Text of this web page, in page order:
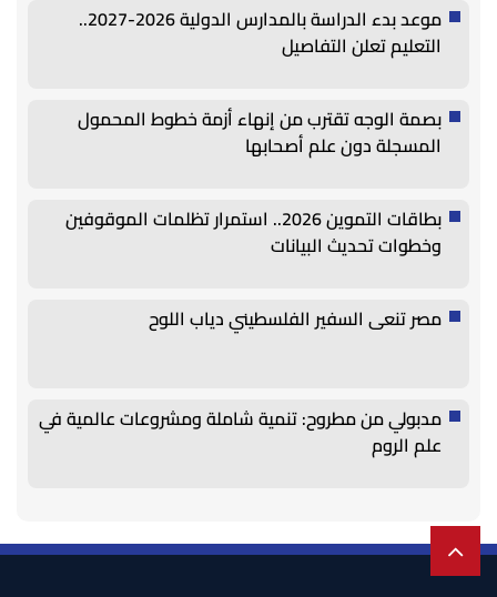
موعد بدء الدراسة بالمدارس الدولية 2026-2027..
التعليم تعلن التفاصيل
بصمة الوجه تقترب من إنهاء أزمة خطوط المحمول
المسجلة دون علم أصحابها
بطاقات التموين 2026.. استمرار تظلمات الموقوفين
وخطوات تحديث البيانات
مصر تنعى السفير الفلسطيني دياب اللوح
مدبولي من مطروح: تنمية شاملة ومشروعات عالمية في
علم الروم